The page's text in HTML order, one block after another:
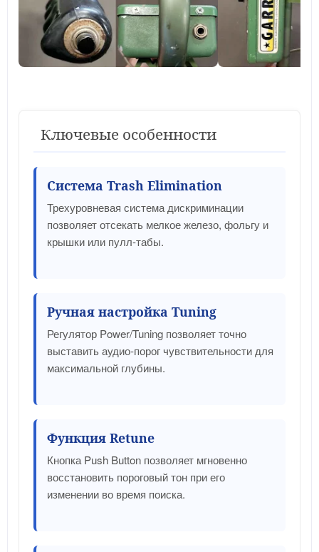
Ключевые особенности
Система Trash Elimination
Трехуровневая система дискриминации
позволяет отсекать мелкое железо, фольгу и
крышки или пулл-табы.
Ручная настройка Tuning
Регулятор Power/Tuning позволяет точно
выставить аудио-порог чувствительности для
максимальной глубины.
Функция Retune
Кнопка Push Button позволяет мгновенно
восстановить пороговый тон при его
изменении во время поиска.